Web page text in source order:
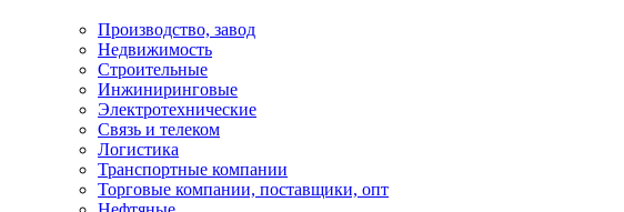
Производство, завод
Недвижимость
Строительные
Инжиниринговые
Электротехнические
Связь и телеком
Логистика
Транспортные компании
Торговые компании, поставщики, опт